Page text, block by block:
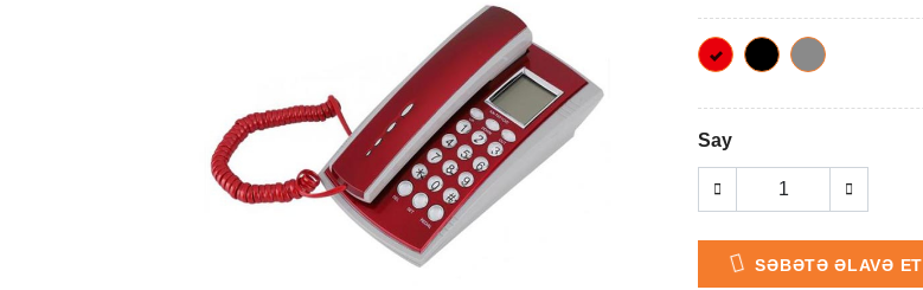
Say
SƏBƏTƏ ƏLAVƏ ET